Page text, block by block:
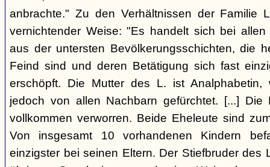
anbrachte." Zu den Verhältnissen der Familie
vernichtender Weise: "Es handelt sich bei
aus der untersten Bevölkerungsschichten, die
Feind sind und deren Betätigung sich fast
erschöpft. Die Mutter des L. ist Analphabetin,
jedoch von allen Nachbarn gefürchtet. [...] Die
vollkommen verworren. Beide Eheleute sind
Von insgesamt 10 vorhandenen Kindern
einzigster bei seinen Eltern. Der Stiefbruder des